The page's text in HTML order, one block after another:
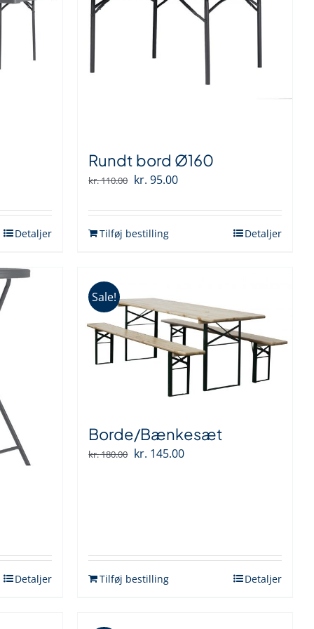
Detaljer
Rundt bord Ø160
kr.110.00 Den
pris
var:
kr. 95.00Den
pris
Tilføj bestilling Detaljer
Detaljer
Sale!
Borde/Bænkesæt
kr.180.00 Den
kr. 145.00Den
Tilføj bestilling Detaljer